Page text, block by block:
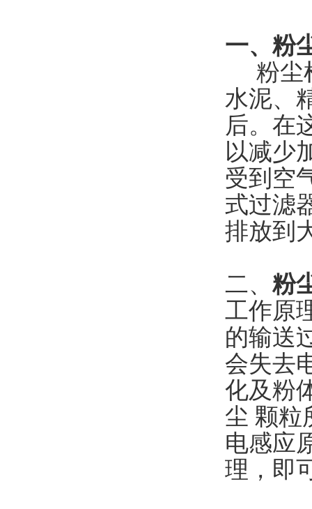
一、粉
粉尘
水泥、
后。在
以减少
受到空
式过滤
排放到
二、 粉
工作原
的输送
会失去
化及粉
尘 颗粒
电感应
理，即